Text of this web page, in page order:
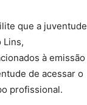
que a juventude
Lins,
à emissão
de acessar o
profissional.